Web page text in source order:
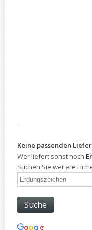
Keine passenden
Wer liefert sonst noch
Suchen Sie weitere